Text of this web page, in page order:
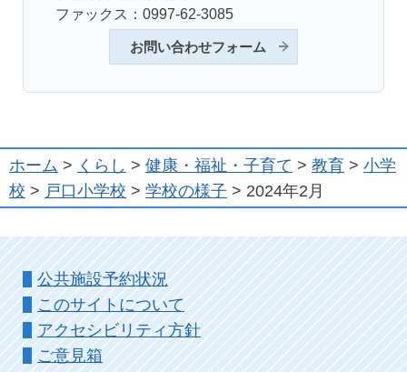
ファックス：0997-62-3085
お問い合わせフォーム
ホーム > くらし > 健康・福祉・子育て > 教育 > 小学
校 > 戸口小学校 > 学校の様子 > 2024年2月
公共施設予約状況
このサイトについて
アクセシビリティ方針
ご意見箱